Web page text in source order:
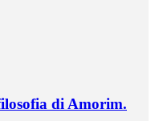
di Amorim.